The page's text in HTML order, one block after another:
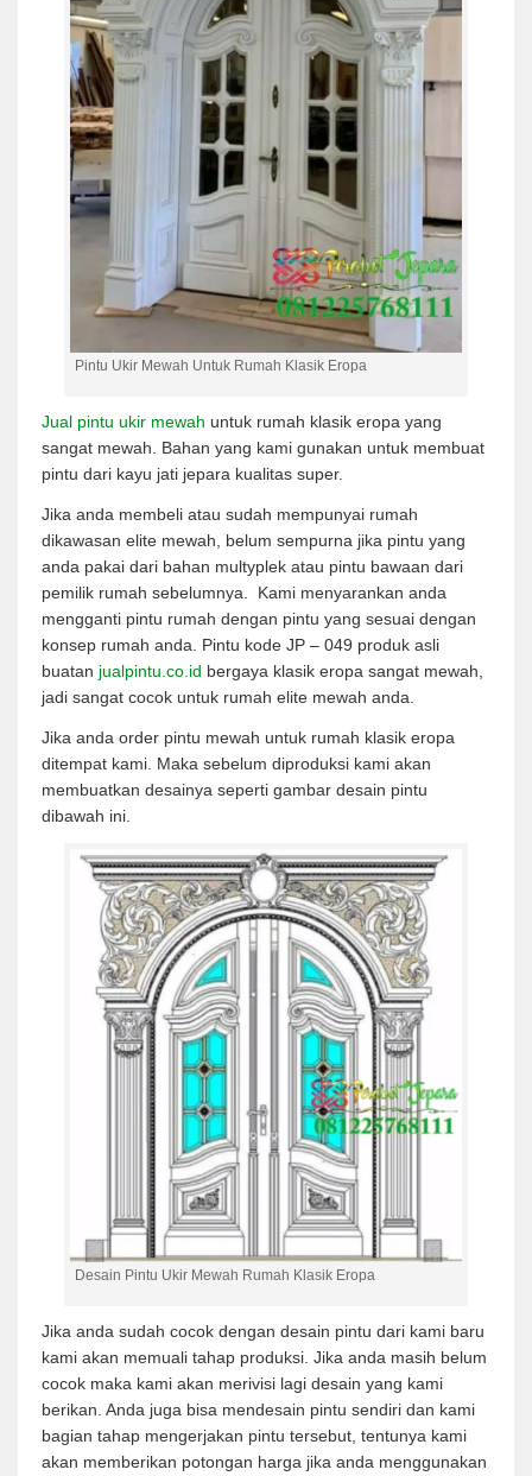
Pintu Ukir Mewah Untuk Rumah Klasik Eropa
Jual pintu ukir mewah untuk rumah klasik eropa yang
sangat mewah. Bahan yang kami gunakan untuk membuat
pintu dari kayu jati jepara kualitas super.
Jika anda membeli atau sudah mempunyai rumah
dikawasan elite mewah, belum sempurna jika pintu yang
anda pakai dari bahan multyplek atau pintu bawaan dari
pemilik rumah sebelumnya. Kami menyarankan anda
mengganti pintu rumah dengan pintu yang sesuai dengan
konsep rumah anda. Pintu kode JP – 049 produk asli
buatan jualpintu.co.id bergaya klasik eropa sangat mewah,
jadi sangat cocok untuk rumah elite mewah anda.
Jika anda order pintu mewah untuk rumah klasik eropa
ditempat kami. Maka sebelum diproduksi kami akan
membuatkan desainya seperti gambar desain pintu
dibawah ini.
Desain Pintu Ukir Mewah Rumah Klasik Eropa
Jika anda sudah cocok dengan desain pintu dari kami baru
kami akan memuali tahap produksi. Jika anda masih belum
cocok maka kami akan merivisi lagi desain yang kami
berikan. Anda juga bisa mendesain pintu sendiri dan kami
bagian tahap mengerjakan pintu tersebut, tentunya kami
akan memberikan potongan harga jika anda menggunakan